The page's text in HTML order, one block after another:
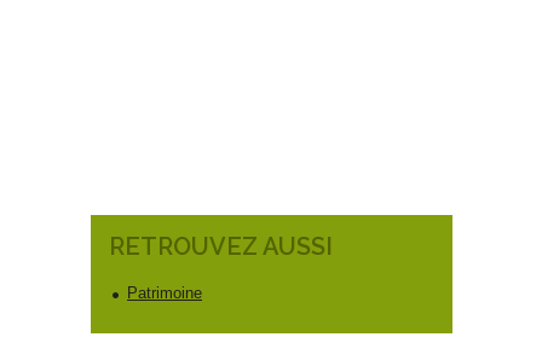
RETROUVEZ AUSSI
Patrimoine